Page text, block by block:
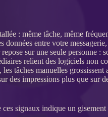
: même tâche, même
données entre votre
sur une seule personne :
relient des logiciels non
les tâches manuelles grossissent
des impressions plus que sur
ces signaux indique un